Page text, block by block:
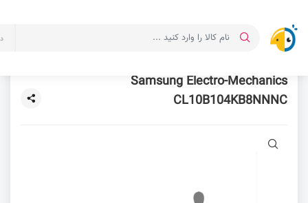
Samsung Electro-Mechanics
CL10B104KB8NNNC